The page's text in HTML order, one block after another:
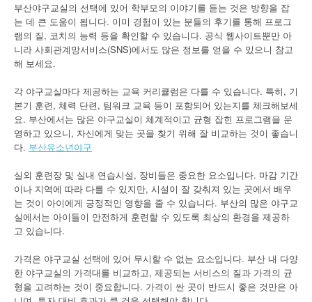
부산야구교실의 선택에 있어 학부모의 이야기를 듣는 것은 방향을 잡
는 데 큰 도움이 됩니다. 이미 경험이 있는 분들의 후기를 통해 프로그
램의 질, 코치의 능력 등을 확인할 수 있습니다. 공식 웹사이트뿐만 아
니라 사회관계망서비스(SNS)에서도 많은 정보를 얻을 수 있으니 참고
해 보세요.
각 야구교실마다 제공하는 교육 커리큘럼은 다를 수 있습니다. 특히, 기
본기 훈련, 체력 단련, 팀워크 교육 등이 포함되어 있는지를 체크해보세
요. 부산에서는 많은 야구교실이 체계적이고 균형 잡힌 프로그램을 운
영하고 있으니, 자신에게 맞는 곳을 찾기 위해 잘 비교하는 것이 좋습니
다. 부산유소년야구
실외 훈련장 및 실내 연습시설, 장비들은 중요한 요소입니다. 마감 기간
이나 지역에 따라 다를 수 있지만, 시설이 잘 갖춰져 있는 곳에서 배우
는 것이 아이에게 긍정적인 영향을 줄 수 있습니다. 부산의 많은 야구교
실에서는 아이들이 안전하게 훈련할 수 있도록 최상의 환경을 제공하
고 있습니다.
가격은 야구교실 선택에 있어 무시할 수 없는 요소입니다. 부산 내 다양
한 야구교실의 가격대를 비교하고, 제공되는 서비스의 질과 가격의 균
형을 고려하는 것이 중요합니다. 가격이 싼 곳이 반드시 좋은 것만은 아